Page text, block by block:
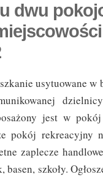
dwu
usytuowane w
jest w
pokój rekreacyjny
zaplecze
basen, szkoły.